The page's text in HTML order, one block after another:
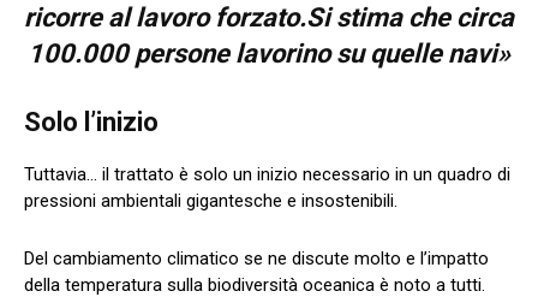
ricorre al lavoro forzato.Si stima che circa
100.000 persone lavorino su quelle navi»
Solo l’inizio
Tuttavia… il trattato è solo un inizio necessario in un quadro di
pressioni ambientali gigantesche e insostenibili.
Del cambiamento climatico se ne discute molto e l’impatto
della temperatura sulla biodiversità oceanica è noto a tutti.